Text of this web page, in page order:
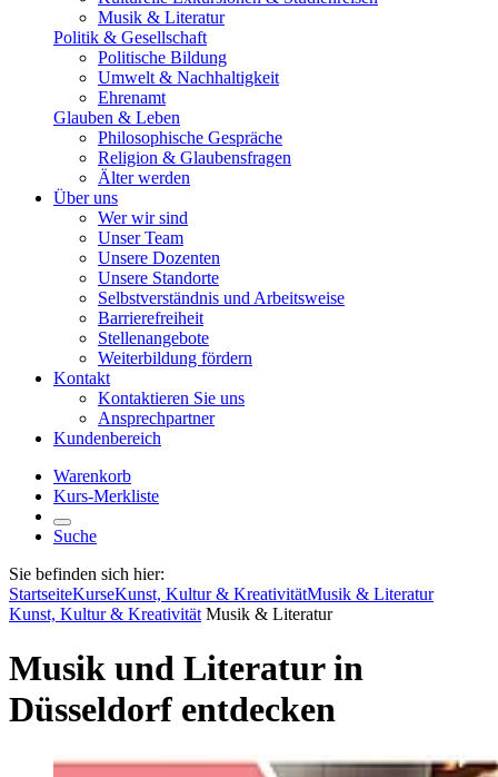
Musik & Literatur
Politik & Gesellschaft
Politische Bildung
Umwelt & Nachhaltigkeit
Ehrenamt
Glauben & Leben
Philosophische Gespräche
Religion & Glaubensfragen
Älter werden
Über uns
Wer wir sind
Unser Team
Unsere Dozenten
Unsere Standorte
Selbstverständnis und Arbeitsweise
Barrierefreiheit
Stellenangebote
Weiterbildung fördern
Kontakt
Kontaktieren Sie uns
Ansprechpartner
Kundenbereich
Warenkorb
Kurs-Merkliste
Suche
Sie befinden sich hier:
StartseiteKurseKunst, Kultur & KreativitätMusik & Literatur
Kunst, Kultur & Kreativität Musik & Literatur
Musik und Literatur in
Düsseldorf entdecken